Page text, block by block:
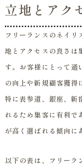
立地とアク
フリーランスのネイ
地とアクセスの良さは
す。お客様にとって通
の向上や新規顧客獲得
特に表参道、銀座、新
れるため集客に有利で
が高く選ばれる傾向に
以下の表は、フリーラ